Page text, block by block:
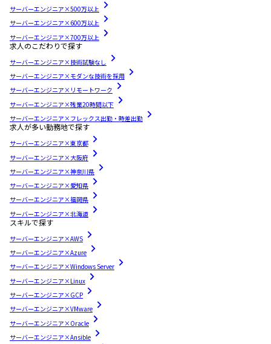
サーバーエンジニア×500万以上
サーバーエンジニア×600万以上
サーバーエンジニア×700万以上
求人のこだわりで探す
サーバーエンジニア×技術試験なし
サーバーエンジニア×モダンな技術を採用
サーバーエンジニア×リモートワーク
サーバーエンジニア×残業20時間以下
サーバーエンジニア×フレックス出勤・時差出勤
求人が多い勤務地で探す
サーバーエンジニア×東京都
サーバーエンジニア×大阪府
サーバーエンジニア×神奈川県
サーバーエンジニア×愛知県
サーバーエンジニア×福岡県
サーバーエンジニア×北海道
スキルで探す
サーバーエンジニア×AWS
サーバーエンジニア×Azure
サーバーエンジニア×Windows Server
サーバーエンジニア×Linux
サーバーエンジニア×GCP
サーバーエンジニア×VMware
サーバーエンジニア×Oracle
サーバーエンジニア×Ansible